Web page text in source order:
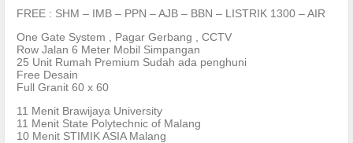
FREE : SHM – IMB – PPN – AJB – BBN – LISTRIK 1300 – AIR
One Gate System , Pagar Gerbang , CCTV
Row Jalan 6 Meter Mobil Simpangan
25 Unit Rumah Premium Sudah ada penghuni
Free Desain
Full Granit 60 x 60
11 Menit Brawijaya University
11 Menit State Polytechnic of Malang
10 Menit STIMIK ASIA Malang